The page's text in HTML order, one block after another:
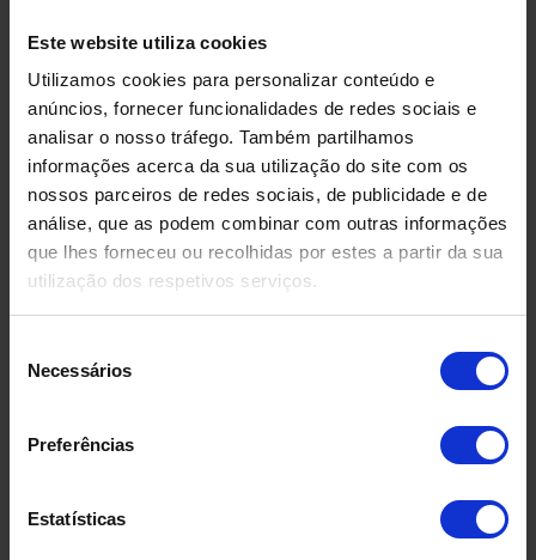
Este website utiliza cookies
Utilizamos cookies para personalizar conteúdo e
anúncios, fornecer funcionalidades de redes sociais e
analisar o nosso tráfego. Também partilhamos
informações acerca da sua utilização do site com os
nossos parceiros de redes sociais, de publicidade e de
análise, que as podem combinar com outras informações
que lhes forneceu ou recolhidas por estes a partir da sua
utilização dos respetivos serviços.
Necessários
Preferências
Estatísticas
500